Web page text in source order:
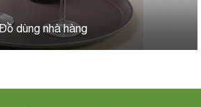
dùng nhà hàng